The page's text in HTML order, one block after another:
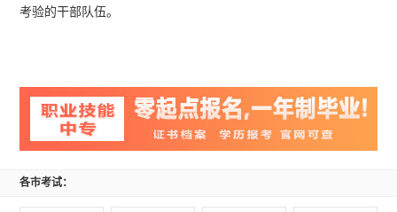
考验的干部队伍。
各市考试：